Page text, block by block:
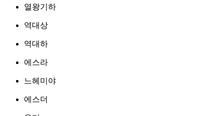
열왕기하
역대상
역대하
에스라
느헤미야
에스더